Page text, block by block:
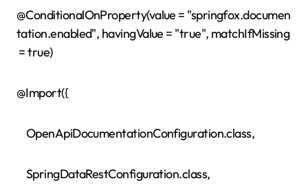
@ConditionalOnProperty(value = "springfox.documen
tation.enabled", havingValue = "true", matchIfMissing
= true)
@Import({
OpenApiDocumentationConfiguration.class,
SpringDataRestConfiguration.class,